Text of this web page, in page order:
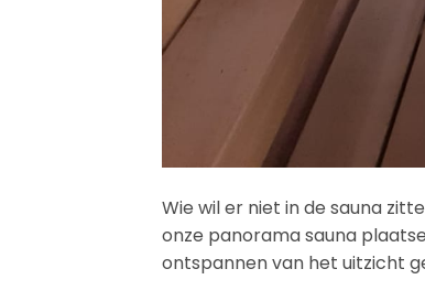
Wie wil er niet in de sauna
onze panorama sauna
ontspannen van het uitzicht